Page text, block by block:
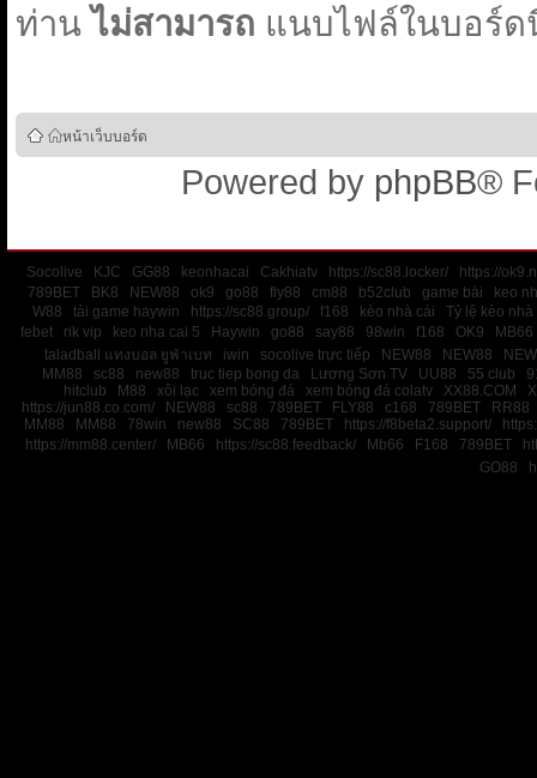
ท่านไม่สามารถ แนบไฟล์ในบอร์ด
หน้าเว็บบอร์ด
Powered by phpBB®
Socolive KJC GG88 keonhacai Cakhiatv https://sc88.locker/
https://
789BET
BK8 NEW88 ok9 go88 fly88 cm88 b52club game bài
keo
W88
tải game haywin https://sc88.group/ f168 kèo nhà cái
Tỷ lệ kèo nhà
febet
rik vip keo nha cai 5 Haywin go88 say88 98win f168 OK9
MB66
taladball แทงบอล ยูฟ่าเบท
iwin socolive trực tiếp NEW88 NEW88
MM88
sc88 new88 truc tiep bong da Lương Sơn TV UU88 55 club
hitclub
M88 xôi lạc xem bóng đá xem bóng đá colatv XX88.COM
https://jun88.co.com/
NEW88 sc88 789BET FLY88 c168 789BET
RR88
MM88
MM88 78win new88 SC88 789BET https://f8beta2.support/
https://mm88.center/
MB66 https://sc88.feedback/ Mb66 F168 789BET
GO88